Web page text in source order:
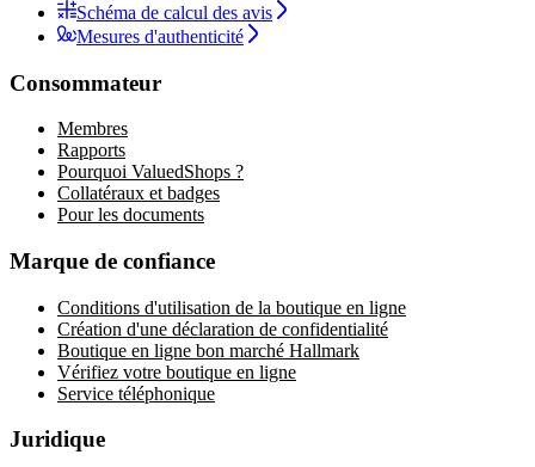
Schéma de calcul des avis
Mesures d'authenticité
Consommateur
Membres
Rapports
Pourquoi ValuedShops ?
Collatéraux et badges
Pour les documents
Marque de confiance
Conditions d'utilisation de la boutique en ligne
Création d'une déclaration de confidentialité
Boutique en ligne bon marché Hallmark
Vérifiez votre boutique en ligne
Service téléphonique
Juridique